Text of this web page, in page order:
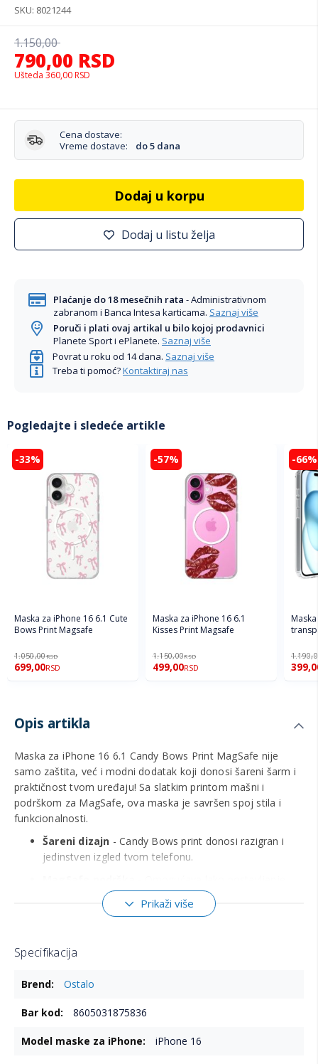
SKU 8021244
790,00 RSD
1.150,00
Ušteda 360,00 RSD
Cena dostave:
Vreme dostave:
do 5 dana
Dodaj u korpu
Dodaj u listu želja
Plaćanje do 18 mesečnih rata - Administrativnom
zabranom i Banca Intesa karticama. Saznaj više
Poruči i plati ovaj artikal u bilo kojoj prodavnici
Planete Sport i ePlanete. Saznaj više
Povrat u roku od 14 dana. Saznaj više
Treba ti pomoć?Kontaktiraj nas
Pogledajte i sledeće artikle
-33%
Maska za iPhone 16 6.1 Cute
Bows Print Magsafe
1.050,00RSD
699,00RSD
-57%
Maska za iPhone 16 6.1
Kisses Print Magsafe
1.150,00RSD
499,00RSD
-66%
Opis artikla
Maska za iPhone 16 6.1 Candy Bows Print MagSafe nije
samo zaštita, već i modni dodatak koji donosi šareni šarm i
praktičnost tvom uređaju! Sa slatkim printom mašni i
podrškom za MagSafe, ova maska je savršen spoj stila i
funkcionalnosti.
Šareni dizajn - Candy Bows print donosi razigran i
jedinstven izgled tvom telefonu.
dodataka i bežično punjenje bez skidanja maske.
Kvalitetna zaštita- Štiti telefon od ogrebotina,
Tanak profil
dugmadima, portovima i kamerama.
Kompatibilna isključivo sa iPhone 16 6.1.
Prikaži više
Specifikacija
informacijaOstalo
8605031875836
iPhone 16